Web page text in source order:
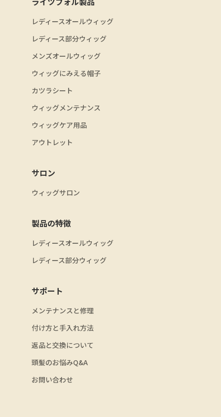
レディースオールウィッグ
レディース部分ウィッグ
メンズオールウィッグ
ウィッグにみえる帽子
カツラシート
ウィッグメンテナンス
ウィッグケア用品
アウトレット
サロン
ウィッグサロン
製品の特徴
レディースオールウィッグ
レディース部分ウィッグ
サポート
メンテナンスと修理
付け方と手入れ方法
返品と交換について
頭髪のお悩みQ&A
お問い合わせ